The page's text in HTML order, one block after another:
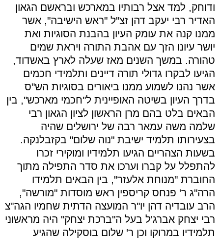
ודוחק, למד אצל רבותיו במארכש ובראשם הגאון
האדיר רבי יעקב דהן זצ"ל "ראש הישיבה", אשר
ממנו קנה את עומק העיון בהבנת הסוגיות ואת
יושר עיונו הזך עם אהבת התורה ויראת שמים
טהורה. במשך השנים מאז שעלה לארץ באשדוד,
הגיעו לבקרו גדולי תורה דיינים ותלמידי חכמים
אשר נהנו לשמוע ממנו ביאורים בסוגיות הש"ס
בדרך העיון בשיטה האופיינית ל"חכמי מארכש", בין
הבאים בלט בהם מרן הראשון לציון הגאון רבי
שלמה משה עמאר רבה של ירושלים שהיה
בצעירותו תלמיד ישיבת "נוה שלום" בקזבלנקה.
בשעות הצהריים הגיעו תלמידיו ומוקירי זכרו
להתפלל על קברו וערכו את סדר התפילה מתוך
החוברת "מנוחת אלעזר", בין הבאים תלמידו
הרה"ג ר' פנחס קריספין ראש מוסדות "מורשה",
הרב עובדיה דהן יו"ר המועצה הדתית שחמיו הגה"צ
רבי יצחק אברג'ל בעל ה"ברכת יצחק" היה מראשוני
תלמידיו במרוקו וכן ר' שלום בוסקילה שהגיע